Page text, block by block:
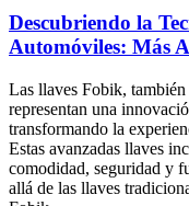
Descubriendo la
Automóviles: Más
Las llaves Fobik,
representan una
transformando la
Estas avanzadas llaves
comodidad, seguridad y
allá de las llaves